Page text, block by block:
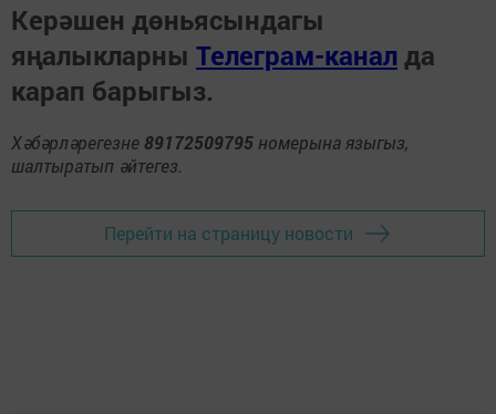
Керәшен дөньясындагы
яңалыкларны Телеграм-канал да
карап барыгыз.
Хәбәрләрегезне 89172509795 номерына языгыз,
шалтыратып әйтегез.
Перейти на страницу новости